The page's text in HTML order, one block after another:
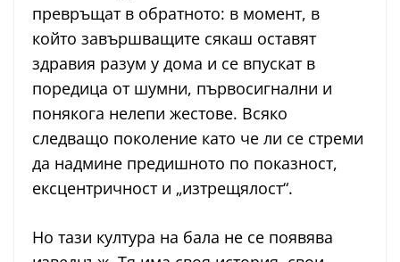
превръщат в обратното: в момент, в
който завършващите сякаш оставят
здравия разум у дома и се впускат в
поредица от шумни, първосигнални и
понякога нелепи жестове. Всяко
следващо поколение като че ли се стреми
да надмине предишното по показност,
ексцентричност и „изтрещялост“.
Но тази култура на бала не се появява